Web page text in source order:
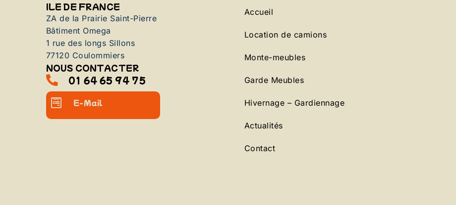
ILE DE FRANCE
ZA de la Prairie Saint-Pierre
Bâtiment Omega
1 rue des longs Sillons
77120 Coulommiers
NOUS CONTACTER
01 64 65 94 75
E-Mail
Accueil
Location de camions
Monte-meubles
Garde Meubles
Hivernage – Gardiennage
Actualités
Contact